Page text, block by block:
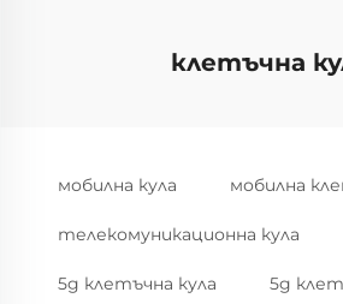
клетъчна
мобилна кула мобилна
телекомуникационна кула
5g клетъчна кула 5g